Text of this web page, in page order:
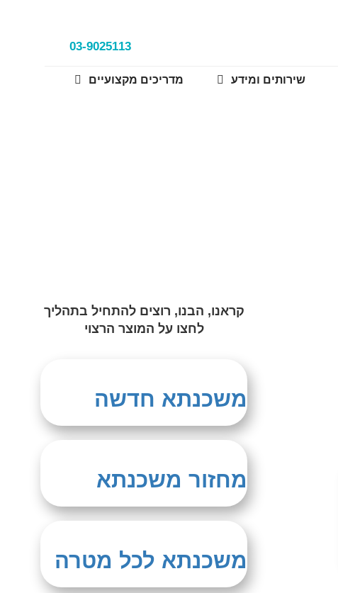
03-9025113
שירותים ומידע מדריכים מקצועיים
קראנו, הבנו, רוצים להתחיל בתהליך
לחצו על המוצר הרצוי
משכנתא חדשה
מחזור משכנתא
משכנתא לכל מטרה